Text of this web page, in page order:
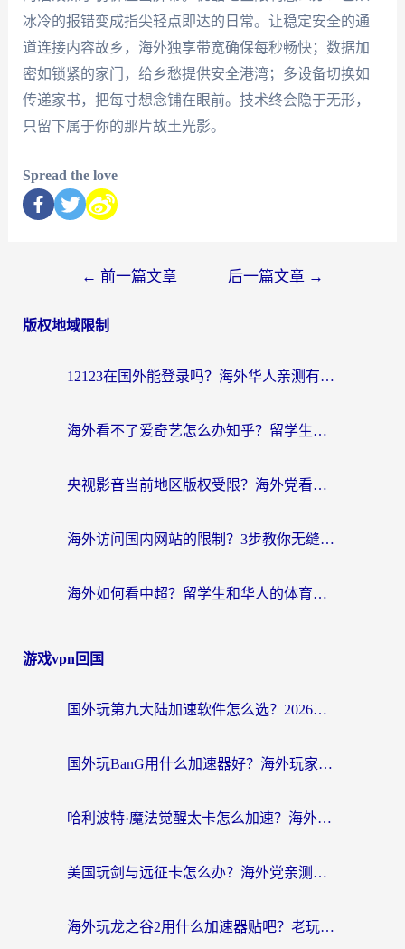
冰冷的报错变成指尖轻点即达的日常。让稳定安全的通
道连接内容故乡，海外独享带宽确保每秒畅快；数据加
密如锁紧的家门，给乡愁提供安全港湾；多设备切换如
传递家书，把每寸想念铺在眼前。技术终会隐于无形，
只留下属于你的那片故土光影。
Spread the love
← 前一篇文章 后一篇文章 →
版权地域限制
12123在国外能登录吗？海外华人亲测有效的回国加速器选择指南
海外看不了爱奇艺怎么办知乎？留学生亲测有效的回国加速方案
央视影音当前地区版权受限？海外党看国内剧、追电视台的终极解决方案
海外访问国内网站的限制？3步教你无缝解锁国内资源（附实测最优工具）
海外如何看中超？留学生和华人的体育赛事观看终极指南（附欧洲杯奥运会观看技巧）
游戏vpn回国
国外玩第九大陆加速软件怎么选？2026终极指南帮你告别延迟卡顿
国外玩BanG用什么加速器好？海外玩家亲测的国服游戏加速终极方案
哈利波特·魔法觉醒太卡怎么加速？海外党亲测有效的国服游戏加速指南
美国玩剑与远征卡怎么办？海外党亲测有效的国服游戏加速指南
海外玩龙之谷2用什么加速器贴吧？老玩家实测推荐，附新加坡猎魂觉醒国外剑与远征加速攻略